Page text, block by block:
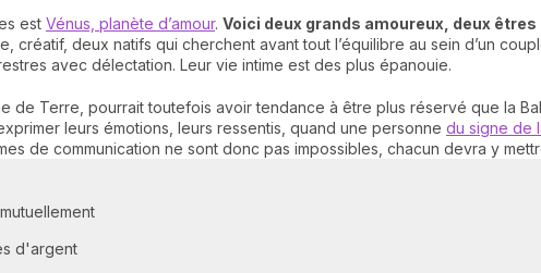
est Vénus, planète d’amour. Voici deux grands amoureux, deux êtres
créatif, deux natifs qui cherchent avant tout l’équilibre au sein d’un
avec délectation. Leur vie intime est des plus épanouie.
de Terre, pourrait toutefois avoir tendance à être plus réservé que la
leurs émotions, leurs ressentis, quand une personne du signe de
de communication ne sont donc pas impossibles, chacun devra y
d'argent